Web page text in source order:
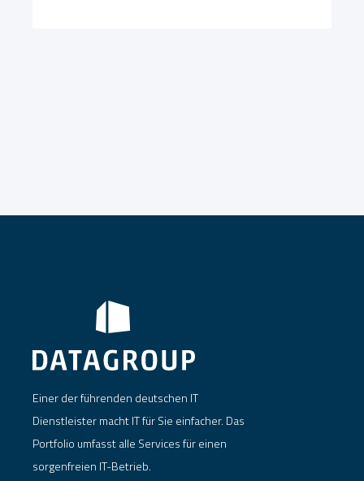
Einer der führenden deutschen IT
Dienstleister macht IT für Sie einfacher. Das
Portfolio umfasst alle Services für einen
sorgenfreien IT-Betrieb.